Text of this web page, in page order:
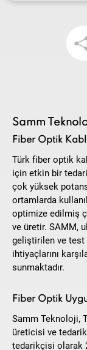
Samm
Fiber Optik
Türk fiber optik
için etkin bir
çok yüksek
ortamlarda
optimize edilmiş
ve üretir. SAMM,
geliştirilen ve
ihtiyaçlarını
sunmaktadır.
Fiber Optik
Samm Teknoloji,
üreticisi ve
tedarikçisi olarak